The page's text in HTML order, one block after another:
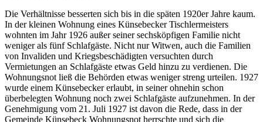
Die Verhältnisse besserten sich bis in die späten 1920er Jahre kaum.
In der kleinen Wohnung eines Künsebecker Tischlermeisters
wohnten im Jahr 1926 außer seiner sechsköpfigen Familie nicht
weniger als fünf Schlafgäste. Nicht nur Witwen, auch die Familien
von Invaliden und Kriegsbeschädigten versuchten durch
Vermietungen an Schlafgäste etwas Geld hinzu zu verdienen. Die
Wohnungsnot ließ die Behörden etwas weniger streng urteilen. 1927
wurde einem Künsebecker erlaubt, in seiner ohnehin schon
überbelegten Wohnung noch zwei Schlafgäste aufzunehmen. In der
Genehmigung vom 21. Juli 1927 ist davon die Rede, dass in der
Gemeinde Künsebeck Wohnungsnot herrschte und sich die